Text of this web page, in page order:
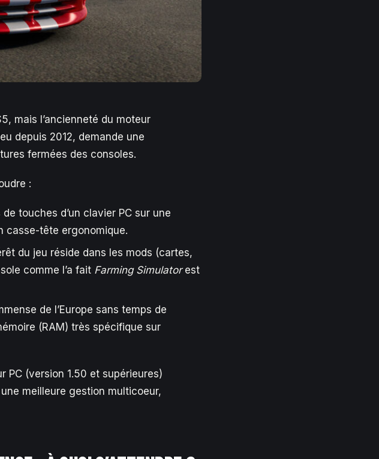
mais l’ancienneté du moteur
depuis 2012, demande une
fermées des consoles.
:
touches d’un clavier PC sur une
casse-tête ergonomique.
du jeu réside dans les mods (cartes,
comme l’a fait Farming Simulatorest
de l’Europe sans temps de
(RAM) très spécifique sur
PC (version 1.50 et supérieures)
meilleure gestion multicoeur,